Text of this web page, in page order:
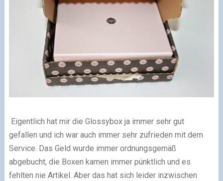
Eigentlich hat mir die Glossybox ja immer sehr gut
gefallen und ich war auch immer sehr zufrieden mit dem
Service. Das Geld wurde immer ordnungsgemäß
abgebucht, die Boxen kamen immer pünktlich und es
fehlten nie Artikel. Aber das hat sich leider inzwischen